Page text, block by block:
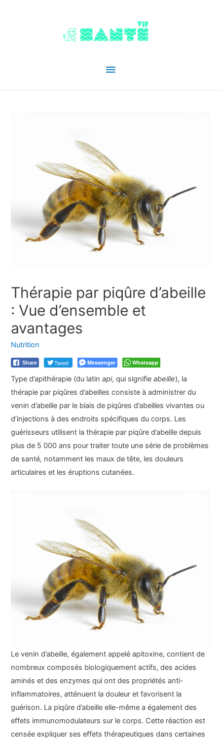
Menu
Thérapie par piqûre d’abeille
: Vue d’ensemble et
avantages
Nutrition
Share Tweet Messenger Whatsapp
Type d’apithérapie (du latinapi, qui signifieabeille), la
thérapie par piqûres d’abeilles consiste à administrer du
venin d’abeille par le biais de piqûres d’abeilles vivantes ou
d’injections à des endroits spécifiques du corps. Les
guérisseurs utilisent la thérapie par piqûre d’abeille depuis
plus de 5 000 ans pour traiter toute une série de problèmes
de santé, notamment les maux de tête, les douleurs
articulaires et les éruptions cutanées.
Le venin d’abeille, également appelé apitoxine, contient de
nombreux composés biologiquement actifs, des acides
aminés et des enzymes qui ont des propriétés anti-
inflammatoires, atténuent la douleur et favorisent la
guérison. La piqûre d’abeille elle-même a également des
effets immunomodulateurs sur le corps. Cette réaction est
censée expliquer ses effets thérapeutiques dans certaines